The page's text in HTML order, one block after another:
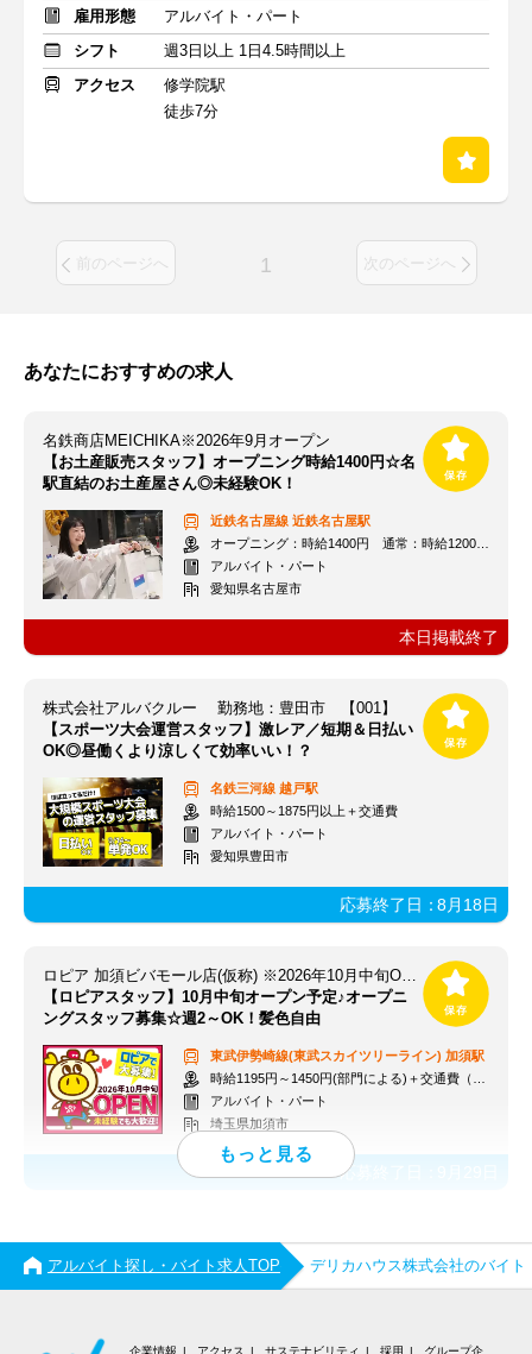
雇用形態
アルバイト・パート
シフト
週3日以上 1日4.5時間以上
アクセス
修学院駅
徒歩7分
前のページへ 1 次のページへ
あなたにおすすめの求人
名鉄商店MEICHIKA※2026年9月オープン
【お土産販売スタッフ】オープニング時給1400円☆名
駅直結のお土産屋さん◎未経験OK！
近鉄名古屋線 近鉄名古屋駅
オープニング：時給1400円 通常：時給1200円～＋交通費全額支給
アルバイト・パート
愛知県名古屋市
本日掲載終了
株式会社アルバクルー 勤務地：豊田市 【001】
【スポーツ大会運営スタッフ】激レア／短期＆日払い
OK◎昼働くより涼しくて効率いい！？
名鉄三河線 越戸駅
時給1500～1875円以上＋交通費
アルバイト・パート
愛知県豊田市
応募終了日：8月18日
ロピア 加須ビバモール店(仮称) ※2026年10月中旬OPEN予定
【ロピアスタッフ】10月中旬オープン予定♪オープニ
ングスタッフ募集☆週2～OK！髪色自由
東武伊勢崎線(東武スカイツリーライン) 加須駅
時給1195円～1450円(部門による)＋交通費（社内規定）
アルバイト・パート
埼玉県加須市
応募終了日：
アルバイト探し・バイト求人TOP デリカハウス株式会社のバイト
企業情報 アクセス サステナビリティ 採用 グループ企